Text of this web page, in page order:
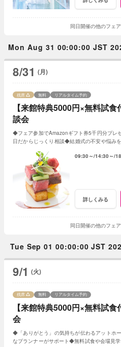
同日開催の他のフェ
Mon Aug 31 00:00:00 JST
8/31 (月)
【来館特典5000円×無料試
談会
残席 無料 リアルタイム予約
◆フェア参加でAmazonギフト券5千円分プ
日だからじっくり相談◆結婚式の不安や悩み
09:30～ 14:30～
詳しくみる
同日開催の他のフェ
Tue Sep 01 00:00:00 JST
9/1 (火)
【来館特典5000円×無料試
会
残席 無料 リアルタイム予約
◆「ありがとう」の気持ちが伝わるアットホ
なプランナーがサポート◆無料試食や会場見